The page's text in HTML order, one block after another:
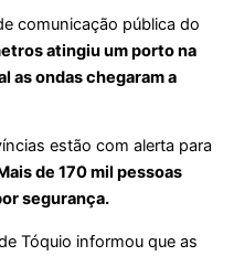
comunicação pública do
atingiu um porto na
as ondas chegaram a
estão com alerta para
de 170 mil pessoas
segurança.
Tóquio informou que as